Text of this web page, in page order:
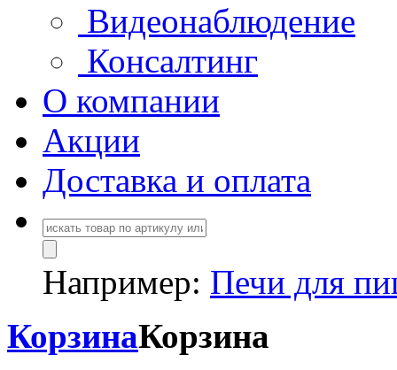
Видеонаблюдение
Консалтинг
О компании
Акции
Доставка и оплата
Например: Печи для
КорзинаКорзина